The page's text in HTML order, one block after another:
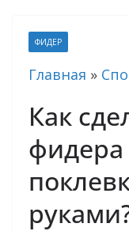
ФИДЕР
Главная »
Как
фидера